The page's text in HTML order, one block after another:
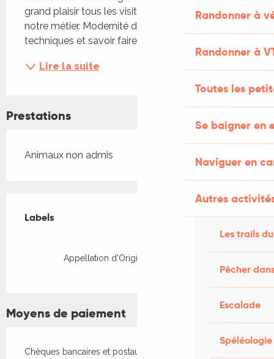
Randonner à
Randonner à
Toutes les
Se baigner en
Naviguer en
Autres
Les trails
Pêcher
Escalade
Spéléologie
grand plaisir tous les visiteurs qui s'intéressent à
notre métier. Modernité des installations
techniques et savoir faire.
Lire la suite
Prestations
Animaux non admis
Labels
Labels
Appellation d'Origine Protégée (AOP)
Moyens de paiement
Chèques bancaires et postaux